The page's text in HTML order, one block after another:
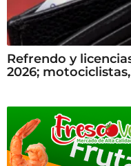
Refrendo y
2026;